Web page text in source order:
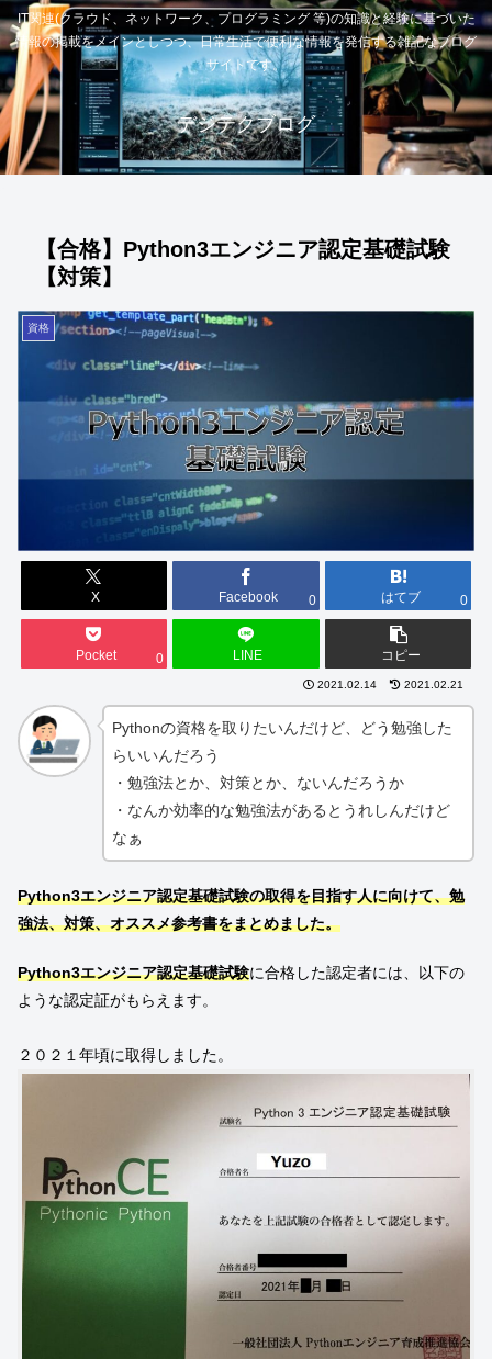
IT関連(クラウド、ネットワーク、プログラミング 等)の知識と経験に基づいた
情報の掲載をメインとしつつ、日常生活で便利な情報を発信する雑記なブログ
サイトです。
デジテクブログ
【合格】Python3エンジニア認定基礎試験
【対策】
資格
X Facebook 0 はてブ 0
Pocket 0 LINE コピー
2021.02.14 2021.02.21
Pythonの資格を取りたいんだけど、どう勉強した
らいいんだろう
・勉強法とか、対策とか、ないんだろうか
・なんか効率的な勉強法があるとうれしんだけど
なぁ
Python3エンジニア認定基礎試験の取得を目指す人に向けて、勉
強法、対策、オススメ参考書をまとめました。
Python3エンジニア認定基礎試験に合格した認定者には、以下の
ような認定証がもらえます。
２０２１年頃に取得しました。